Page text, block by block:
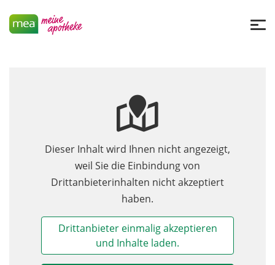
Dieser Inhalt wird Ihnen nicht angezeigt,
weil Sie die Einbindung von
Drittanbieterinhalten nicht akzeptiert
haben.
Drittanbieter einmalig akzeptieren
und Inhalte laden.